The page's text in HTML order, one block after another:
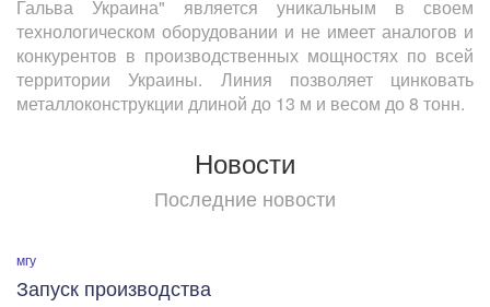
Гальва Украина" является уникальным в своем
технологическом оборудовании и не имеет аналогов и
конкурентов в производственных мощностях по всей
территории Украины. Линия позволяет цинковать
металлоконструкции длиной до 13 м и весом до 8 тонн.
Новости
Последние новости
мгу
Запуск производства